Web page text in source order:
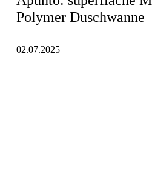
Polymer Duschwanne
02.07.2025